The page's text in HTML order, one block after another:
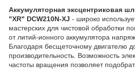
Аккумуляторная эксцентриковая
"XR" DCW210N-XJ - широко
мастерских для чистовой обработки
от литий-ионного аккумулятора
Благодаря бесщеточному двигателю
производительность. Возможность
частоты вращения позволяет